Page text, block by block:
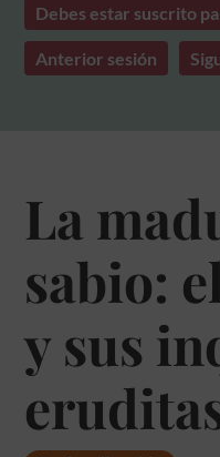
Debes estar suscrito
Anterior sesión
La
sabio:
y sus